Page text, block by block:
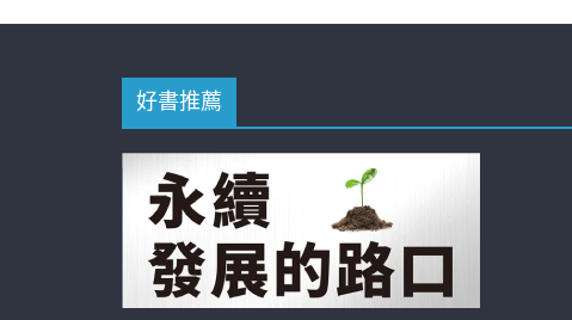
好書推薦